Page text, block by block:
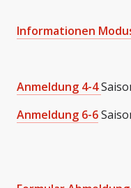
Informationen
Anmeldung 4-4
Anmeldung 6-6